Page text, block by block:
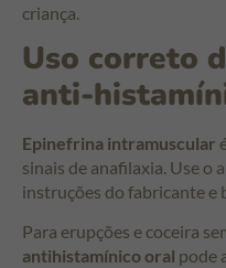
criança.
Uso correto
anti-
Epinefrina intramuscular
sinais de anafilaxia. Use o
instruções do fabricante e
Para erupções e coceira
antihistamínico oral pode